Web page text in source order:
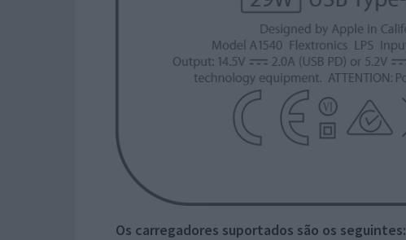
Os carregadores suportados são os seguintes: